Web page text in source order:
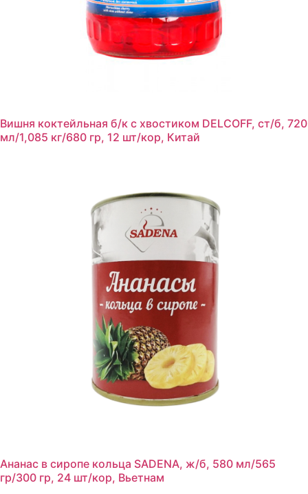
Вишня коктейльная б/к с хвостиком DELCOFF, ст/б, 720
мл/1,085 кг/680 гр, 12 шт/кор, Китай
Ананас в сиропе кольца SADENA, ж/б, 580 мл/565
гр/300 гр, 24 шт/кор, Вьетнам